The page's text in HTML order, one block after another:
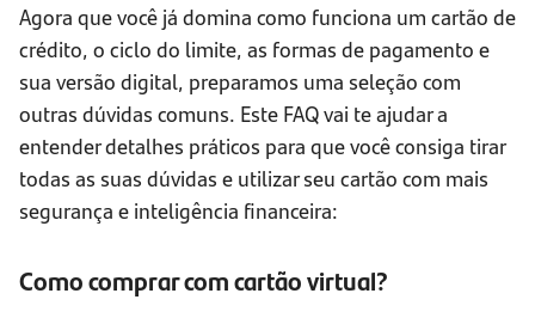
Agora que você já domina como funciona um cartão de
crédito, o ciclo do limite, as formas de pagamento e
sua versão digital, preparamos uma seleção com
outras dúvidas comuns. Este FAQ vai te ajudar a
entender detalhes práticos para que você consiga tirar
todas as suas dúvidas e utilizar seu cartão com mais
segurança e inteligência financeira:
Como comprar com cartão virtual?